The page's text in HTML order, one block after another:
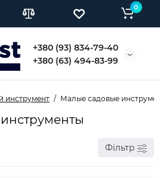
+380 (93) 834-79-40
+380 (63) 494-83-99
0
инструмент Малые садовые
Фільтр